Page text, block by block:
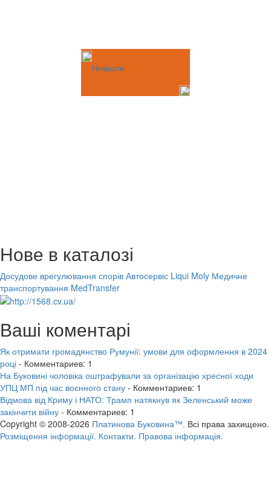
Новости
Нове в каталозі
Досудове врегулювання спорів Автосервіс Liqui Moly Медичне
транспортування MedTransfer
Ваші коментарі
Як отримати громадянство Румунії: умови для оформлення в 2024
році - Комментариев: 1
На Буковині чоловіка оштрафували за організацію хресної ходи
УПЦ МП під час воєнного стану - Комментариев: 1
Відмова від Криму і НАТО: Трамп натякнув як Зеленський може
закінчити війну - Комментариев: 1
Copyright © 2008-2026 Платинова Буковина™. Всі права захищено.
Розміщення інформації. Контакти. Правова інформація.